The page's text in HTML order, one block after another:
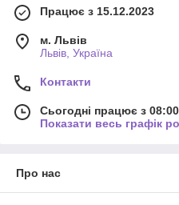
Працює з 15.12.2023
м. Львів
Львів, Україна
Контакти
Сьогодні працює з
Показати весь графік
Про нас